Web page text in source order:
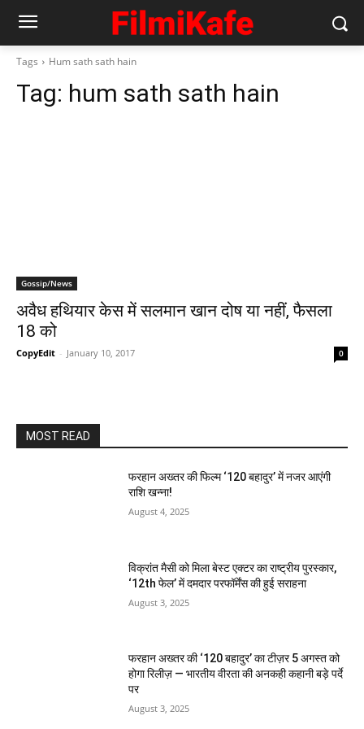
Tags Hum sath sath hain
Tag: hum sath sath hain
Gossip/News
अवैध हथियार केस में सलमान खान दोष या नहीं, फैसला
18 को
CopyEdit - January 10, 2017 0
MOST READ
फरहान अख्तर की फिल्म ‘120 बहादुर’ में नजर आएंगी
राशि खन्ना!
August 4, 2025
विक्रांत मैसी को मिला बेस्ट एक्टर का राष्ट्रीय पुरस्कार,
‘12th फेल’ में दमदार परफॉर्मेंस की हुई सराहना
August 3, 2025
फरहान अख्तर की ‘120 बहादुर’ का टीज़र 5 अगस्त को
होगा रिलीज़ — भारतीय वीरता की अनकही कहानी बड़े पर्दे
पर
August 3, 2025